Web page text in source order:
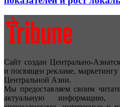
Сайт создан Центрально-
и посвящен рекламе,
Центральной Азии.
Мы предоставляем своим
актуальную